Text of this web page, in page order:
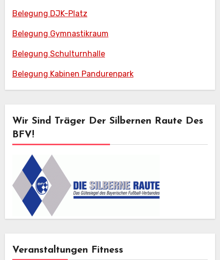
Belegung DJK-Platz
Belegung Gymnastikraum
Belegung Schulturnhalle
Belegung Kabinen Pandurenpark
Wir Sind Träger Der Silbernen Raute Des
BFV!
Veranstaltungen Fitness